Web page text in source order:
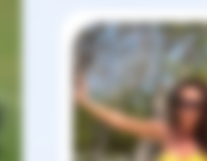
Другие фото